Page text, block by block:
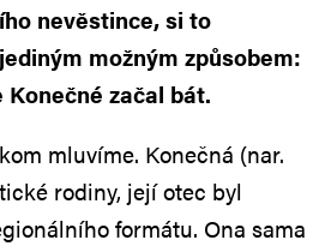
nevěstince, si to
možným způsobem:
začal bát.
mluvíme. Konečná (nar.
rodiny, její otec byl
formátu. Ona sama